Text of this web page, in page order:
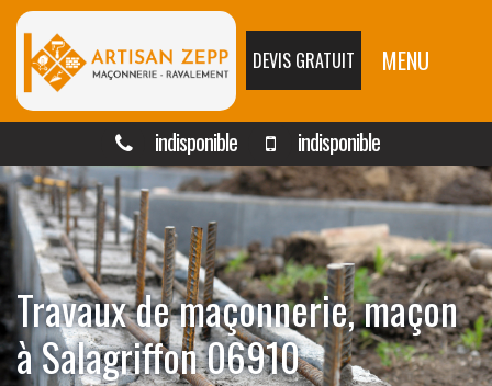
DEVIS GRATUIT MENU
indisponible indisponible
Travaux de maçonnerie, maçon
à Salagriffon 06910